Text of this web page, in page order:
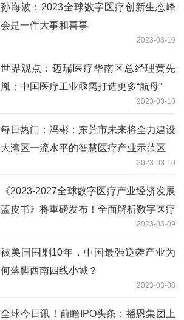
孙海波：2023全球数字医疗创新生态峰
会是一件大事和喜事
2023-03-10
世界观点：迈瑞医疗华南区总经理黄先
胤：中国医疗工业亟需打造更多“航母”
2023-03-10
每日热门：冯彬：东莞市未来将全力建设
大湾区一流水平的智慧医疗产业示范区
2023-03-10
《2023-2027全球数字医疗产业经济发展
蓝皮书》将重磅发布！全面解析数字医疗
2023-03-09
被美国围剿10年，中国最强逆袭产业为
何落脚西南四线小城？
2023-03-08
全球今日讯！前瞻IPO头条：播恩集团上